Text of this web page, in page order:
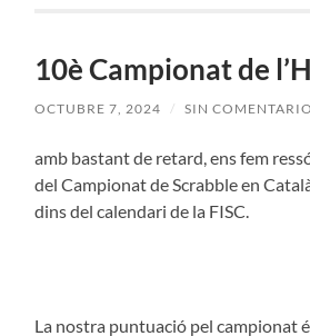
10è Campionat de
OCTUBRE 7, 2024 / SIN
amb bastant de retard, ens fem
del Campionat de Scrabble en
dins del calendari de la FISC.
La nostra puntuació pel campionat